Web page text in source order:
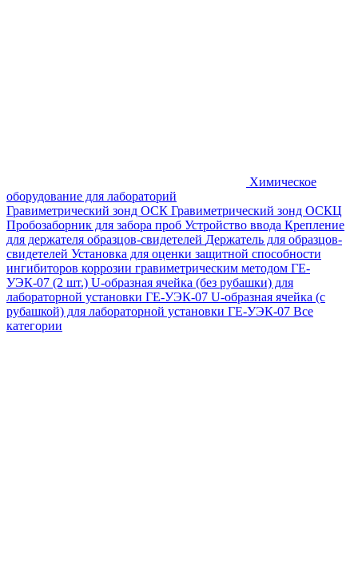
Химическое
оборудование для лабораторий
Гравиметрический зонд ОСК Гравиметрический зонд ОСКЦ
Пробозаборник для забора проб Устройство ввода Крепление
для держателя образцов-свидетелей Держатель для образцов-
свидетелей Установка для оценки защитной способности
ингибиторов коррозии гравиметрическим методом ГЕ-
УЭК-07 (2 шт.) U-образная ячейка (без рубашки) для
лабораторной установки ГЕ-УЭК-07 U-образная ячейка (с
рубашкой) для лабораторной установки ГЕ-УЭК-07 Все
категории